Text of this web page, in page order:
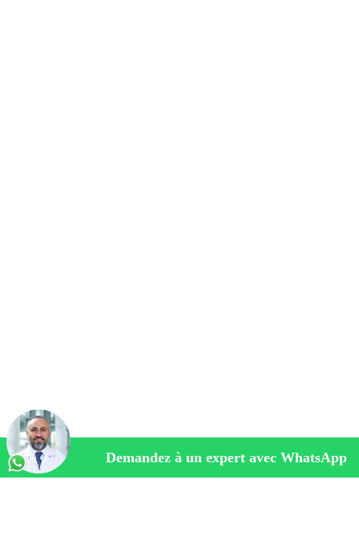
Demandez à un expert avec WhatsApp